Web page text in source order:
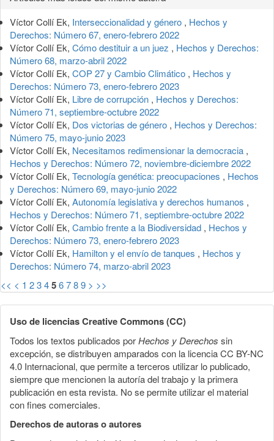
del
artículo
Víctor Collí Ek, Interseccionalidad y género , Hechos y
Derechos: Número 67, enero-febrero 2022
Víctor Collí Ek, Cómo destituir a un juez , Hechos y Derechos:
Número 68, marzo-abril 2022
Víctor Collí Ek, COP 27 y Cambio Climático , Hechos y
Derechos: Número 73, enero-febrero 2023
Víctor Collí Ek, Libre de corrupción , Hechos y Derechos:
Número 71, septiembre-octubre 2022
Víctor Collí Ek, Dos victorias de género , Hechos y Derechos:
Número 75, mayo-junio 2023
Víctor Collí Ek, Necesitamos redimensionar la democracia ,
Hechos y Derechos: Número 72, noviembre-diciembre 2022
Víctor Collí Ek, Tecnología genética: preocupaciones , Hechos
y Derechos: Número 69, mayo-junio 2022
Víctor Collí Ek, Autonomía legislativa y derechos humanos ,
Hechos y Derechos: Número 71, septiembre-octubre 2022
Víctor Collí Ek, Cambio frente a la Biodiversidad , Hechos y
Derechos: Número 73, enero-febrero 2023
Víctor Collí Ek, Hamilton y el envío de tanques , Hechos y
Derechos: Número 74, marzo-abril 2023
<< < 1 23456789 > >>
Uso de licencias Creative Commons (CC)
Todos los textos publicados porHechos y Derechos sin
excepción, se distribuyen amparados con la licencia CC BY-NC
4.0 Internacional, que permite a terceros utilizar lo publicado,
siempre que mencionen la autoría del trabajo y la primera
publicación en esta revista. No se permite utilizar el material
con fines comerciales.
Derechos de autoras o autores